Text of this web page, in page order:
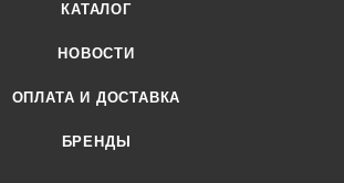
КАТАЛОГ
НОВОСТИ
ОПЛАТА И ДОСТАВКА
БРЕНДЫ